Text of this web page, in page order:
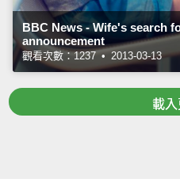
BBC News - Wife's search
announcement
觀看次數：1237 • 2013-03-13
載入